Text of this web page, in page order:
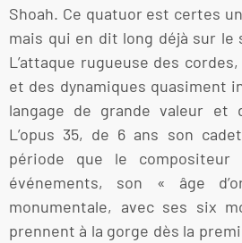
Shoah. Ce quatuor est certes
mais qui en dit long déjà sur le
L’attaque rugueuse des
et des dynamiques quasiment
langage de grande valeur et
L’opus 35, de 6 ans son
période que le compositeur
événements, son « âge
monumentale, avec ses six
prennent à la gorge dès la